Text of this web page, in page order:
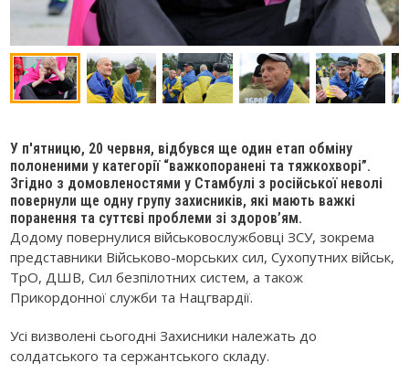
У п'ятницю, 20 червня, відбувся ще один етап обміну
полоненими у категорії “важкопоранені та тяжкохворі”.
Згідно з домовленостями у Стамбулі з російської неволі
повернули ще одну групу захисників, які мають важкі
поранення та суттєві проблеми зі здоров’ям.
Додому повернулися військовослужбовці ЗСУ, зокрема
представники Військово-морських сил, Сухопутних військ,
ТрО, ДШВ, Сил безпілотних систем, а також
Прикордонної служби та Нацгвардії.
Усі визволені сьогодні Захисники належать до
солдатського та сержантського складу.